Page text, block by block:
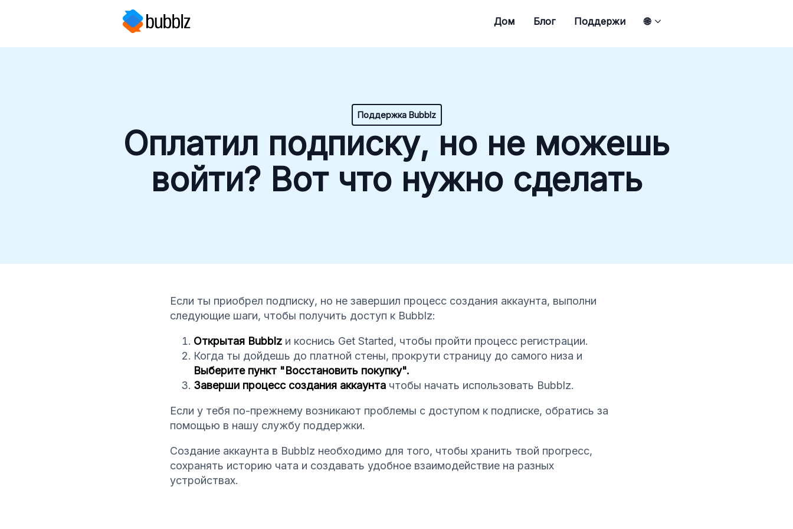
Дом Блог Поддержи 🌐
Поддержка Bubblz
Оплатил подписку, но не можешь
войти? Вот что нужно сделать
Если ты приобрел подписку, но не завершил процесс создания аккаунта, выполни
следующие шаги, чтобы получить доступ к Bubblz:
Открытая Bubblz и коснись Get Started, чтобы пройти процесс регистрации.
Когда ты дойдешь до платной стены, прокрути страницу до самого низа и
Выберите пункт "Восстановить покупку".
Заверши процесс создания аккаунта чтобы начать использовать Bubblz.
Если у тебя по-прежнему возникают проблемы с доступом к подписке, обратись за
помощью в нашу службу поддержки.
Создание аккаунта в Bubblz необходимо для того, чтобы хранить твой прогресс,
сохранять историю чата и создавать удобное взаимодействие на разных
устройствах.